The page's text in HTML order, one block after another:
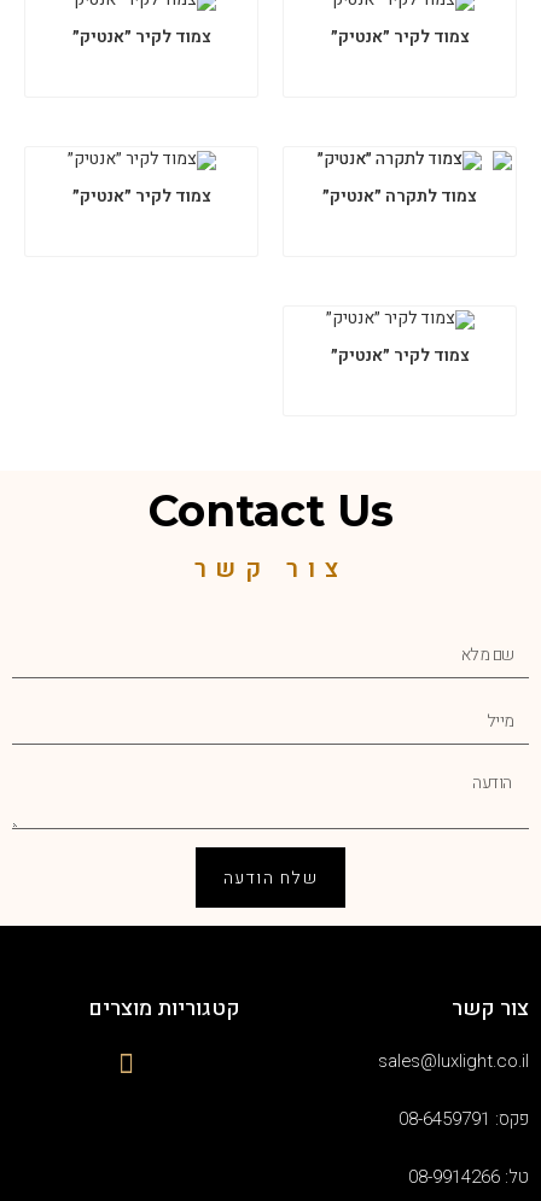
צמוד לקיר ״אנטיק״ צמוד לקיר ״אנטיק״
צמוד לתקרה ״אנטיק״ צמוד לקיר ״אנטיק״
צמוד לקיר ״אנטיק״
Contact Us
צור קשר
שלח הודעה
צור קשר
sales@luxlight.co.il
פקס: 08-6459791
טל: 08-9914266
קטגוריות מוצרים